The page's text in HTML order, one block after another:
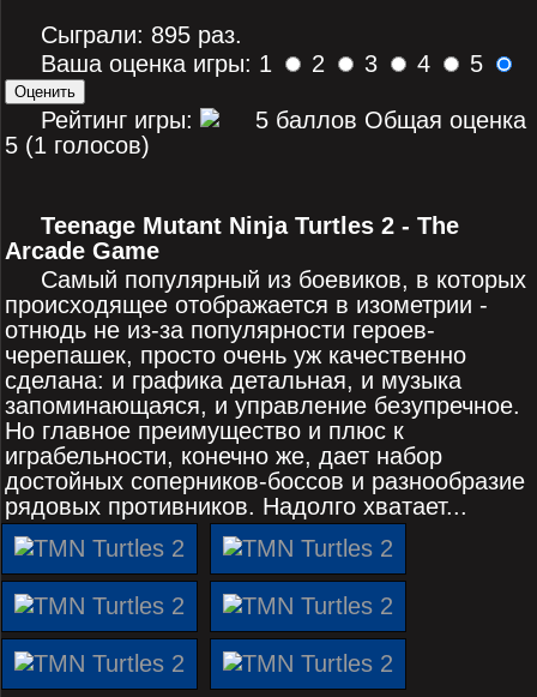
Сыграли: 895 раз.
Ваша оценка игры: 1
2 3 4 5
Рейтинг игры:
Общая оценка
5 (1 голосов)
Teenage Mutant Ninja Turtles 2 - The
Arcade Game
Самый популярный из боевиков, в которых
происходящее отображается в изометрии -
отнюдь не из-за популярности героев-
черепашек, просто очень уж качественно
сделана: и графика детальная, и музыка
запоминающаяся, и управление безупречное.
Но главное преимущество и плюс к
играбельности, конечно же, дает набор
достойных соперников-боссов и разнообразие
рядовых противников. Надолго хватает...